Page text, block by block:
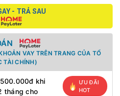
- TRẢ SAU
VAY TRÊN TRANG CỦA TỔ
TÀI CHÍNH)
khi
tháng cho
ƯU ĐÃI
HOT